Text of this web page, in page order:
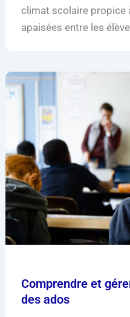
climat scolaire propice
apaisées entre les
Comprendre et
des ados